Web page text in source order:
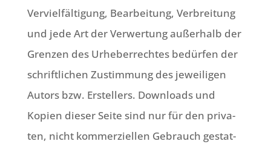
Ver­viel­fäl­ti­gung, Bear­bei­tung, Ver­brei­tung
und jede Art der Ver­wer­tung außer­halb der
Gren­zen des Urhe­ber­rech­tes bedür­fen der
schrift­li­chen Zustim­mung des jewei­li­gen
Autors bzw. Erstel­lers. Down­loads und
Kopien die­ser Sei­te sind nur für den pri­va­
ten, nicht kom­mer­zi­el­len Gebrauch gestat­